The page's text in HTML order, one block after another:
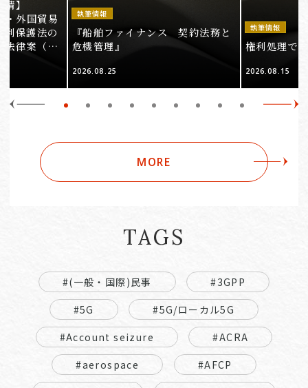
】
外国貿易
利保護法の
法律案（そ
執筆情報
『船舶ファイナンス 契約法務と
危機管理』
2026.08.25
執筆情報
権利処理で
2026.08.15
MORE
TAGS
#(一般・国際)民事
#3GPP
#5G
#5G/ローカル5G
#Account seizure
#ACRA
#aerospace
#AFCP